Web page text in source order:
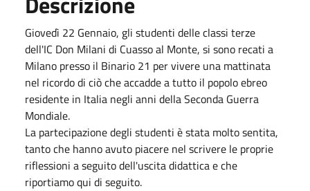
Giovedì 22 Gennaio, gli studenti delle classi terze
dell'IC Don Milani di Cuasso al Monte, si sono recati a
Milano presso il Binario 21 per vivere una mattinata
nel ricordo di ciò che accadde a tutto il popolo ebreo
residente in Italia negli anni della Seconda Guerra
Mondiale.
La partecipazione degli studenti è stata molto sentita,
tanto che hanno avuto piacere nel scrivere le proprie
riflessioni a seguito dell'uscita didattica e che
riportiamo qui di seguito.